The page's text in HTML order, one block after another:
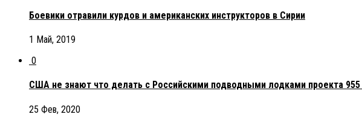
Боевики отравили курдов и американских инструкторов в Сирии
1 Май, 2019
0
США не знают что делать с Российскими подводными лодками проекта 955
25 Фев, 2020